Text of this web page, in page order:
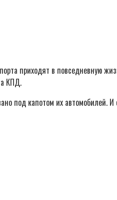
приходят в повседневную
КПД.
под капотом их автомобилей.